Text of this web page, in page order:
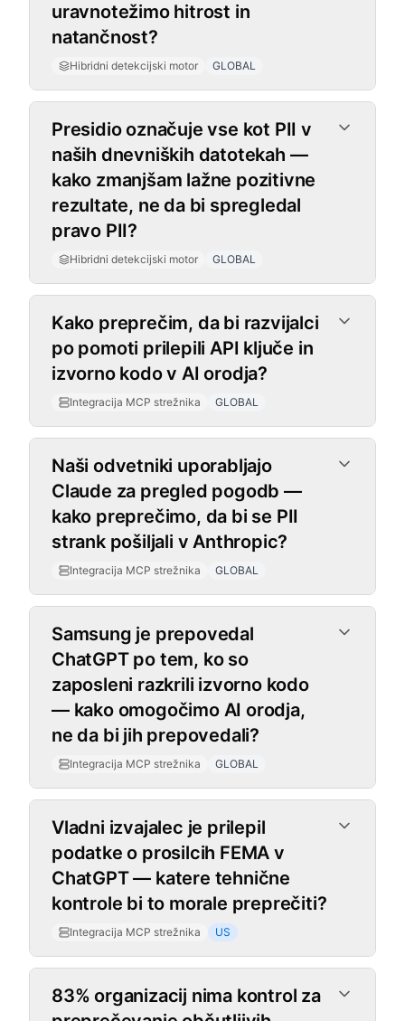
uravnotežimo hitrost in
natančnost?
Hibridni detekcijski motor GLOBAL
Presidio označuje vse kot PII v
naših dnevniških datotekah —
kako zmanjšam lažne pozitivne
rezultate, ne da bi spregledal
pravo PII?
Hibridni detekcijski motor GLOBAL
Integracija MCP strežnika
Kako preprečim, da bi razvijalci
po pomoti prilepili API ključe in
izvorno kodo v AI orodja?
Integracija MCP strežnika GLOBAL
Naši odvetniki uporabljajo
Claude za pregled pogodb —
kako preprečimo, da bi se PII
strank pošiljali v Anthropic?
Integracija MCP strežnika GLOBAL
Samsung je prepovedal
ChatGPT po tem, ko so
zaposleni razkrili izvorno kodo
— kako omogočimo AI orodja,
ne da bi jih prepovedali?
Integracija MCP strežnika GLOBAL
Vladni izvajalec je prilepil
podatke o prosilcih FEMA v
ChatGPT — katere tehnične
kontrole bi to morale preprečiti?
Integracija MCP strežnika US
83% organizacij nima kontrol za